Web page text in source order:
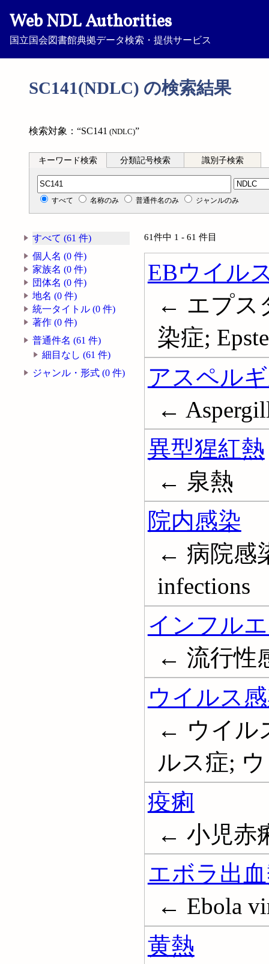
Web NDL Authorities
国立国会図書館典拠データ検索・提供サービス
SC141(NDLC) の検索結果
検索対象：“SC141 (NDLC)”
キーワード検索 分類記号検索 識別子検索
分類記号検索
すべて 名称のみ 普通件名のみ ジャンルのみ
すべて (61 件)
個人名 (0 件)
家族名 (0 件)
団体名 (0 件)
地名 (0 件)
統一タイトル (0 件)
著作 (0 件)
普通件名 (61 件)
細目なし (61 件)
ジャンル・形式 (0 件)
61件中 1 - 61 件目
EBウイル
← エプス
染症;
アスペル
←
異型猩紅熱
← 泉熱
院内感染
← 病院感
infections
インフル
← 流行性
ウイルス
← ウイル
ルス症; ウ
疫痢
← 小児赤
エボラ出
← Ebola
黄熱